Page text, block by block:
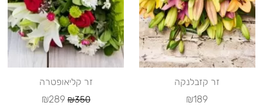
זר קזבלנקה
₪189
זר קליאופטרה
₪350
₪289